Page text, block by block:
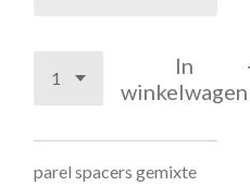
In
winkelwagen
parel spacers gemixte